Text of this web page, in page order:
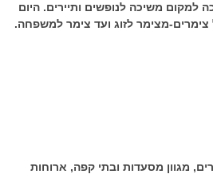
למקום משיכה לנופשים ותיירים. היום
צימרים-מצימר לזוג ועד צימר למשפחה.
מגוון מסעדות ובתי קפה, ארוחות